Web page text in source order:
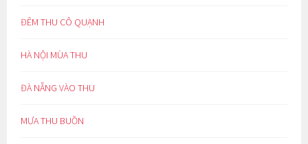
ĐÊM THU CÔ QUẠNH
HÀ NỘI MÙA THU
ĐÀ NẴNG VÀO THU
MƯA THU BUỒN